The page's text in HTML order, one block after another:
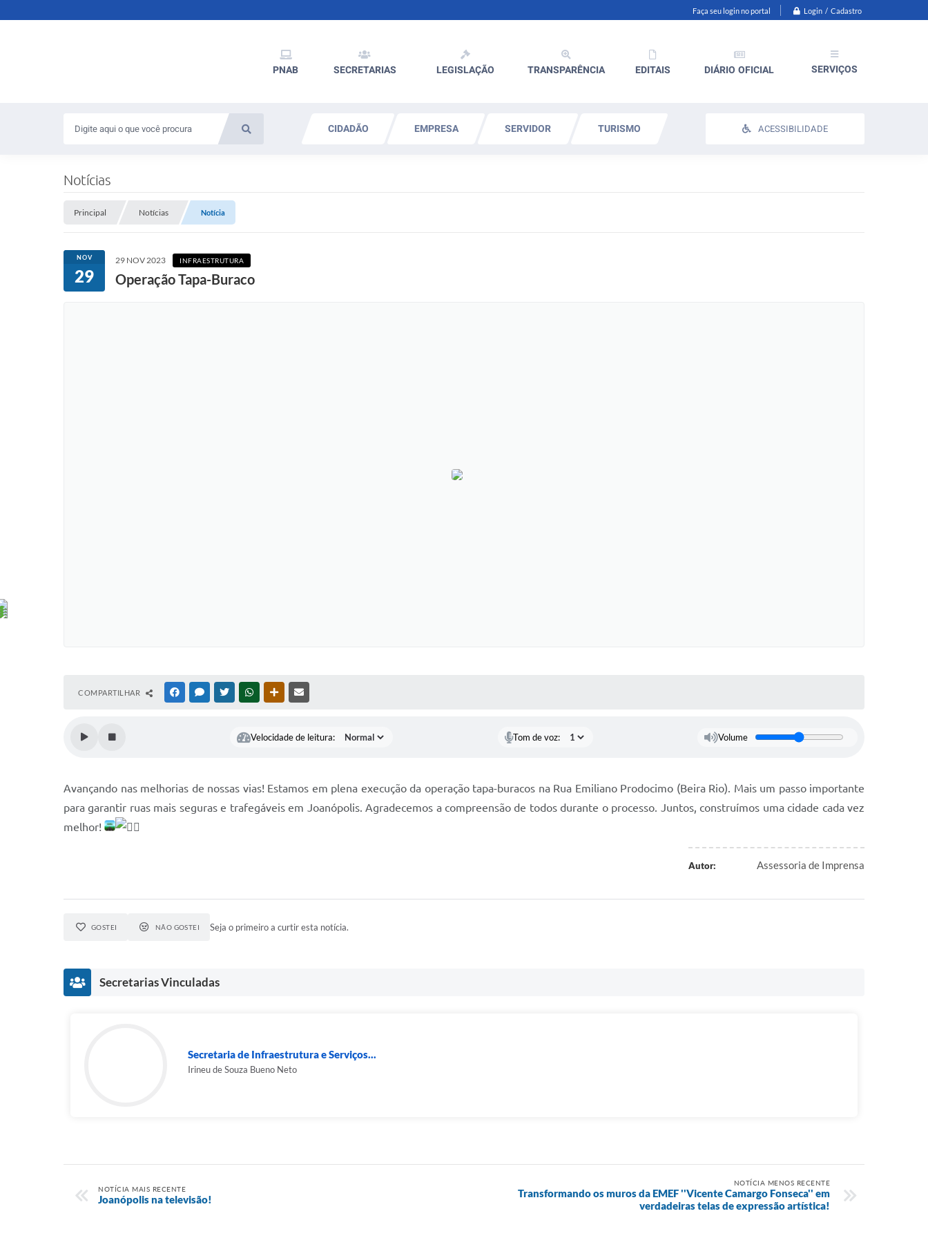
Faça seu login no portal Login / Cadastro
PNAB SECRETARIAS LEGISLAÇÃO TRANSPARÊNCIA EDITAIS DIÁRIO OFICIAL SERVIÇOS
CIDADÃO EMPRESA SERVIDOR TURISMO ACESSIBILIDADE
Notícias
Principal Notícias Notícia
NOV
29
29 NOV 2023 INFRAESTRUTURA
Operação Tapa-Buraco
COMPARTILHAR FACEBOOKMESSENGER
TWITTERWHATSAPPOUTRAS MÍDIAS
Velocidade de leitura: Tom de voz: Volume
Avançando nas melhorias de nossas vias! Estamos em plena execução da operação tapa-buracos na Rua Emiliano Prodocimo (Beira Rio). Mais um passo importante
para garantir ruas mais seguras e trafegáveis em Joanópolis. Agradecemos a compreensão de todos durante o processo. Juntos, construímos uma cidade cada vez
melhor!
Autor: Assessoria de Imprensa
GOSTEI NÃO GOSTEI Seja o primeiro a curtir esta notícia.
Secretarias Vinculadas
Secretaria de Infraestrutura e Serviços...
Irineu de Souza Bueno Neto
NOTÍCIA MAIS RECENTE
Joanópolis na televisão!
NOTÍCIA MENOS RECENTE
Transformando os muros da EMEF ''Vicente Camargo Fonseca'' em
verdadeiras telas de expressão artística!